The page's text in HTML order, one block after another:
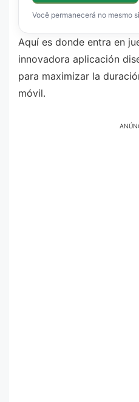
Você permanecerá no mesmo
Aquí es donde entra en
innovadora aplicación
para maximizar la
móvil.